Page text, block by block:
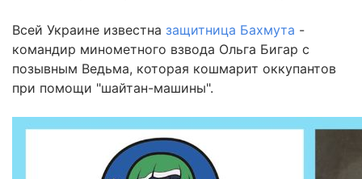
Всей Украине известна защитница Бахмута -
командир минометного взвода Ольга Бигар с
позывным Ведьма, которая кошмарит оккупантов
при помощи "шайтан-машины".